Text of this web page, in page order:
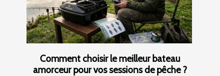
Comment choisir le meilleur bateau
amorceur pour vos sessions de pêche ?